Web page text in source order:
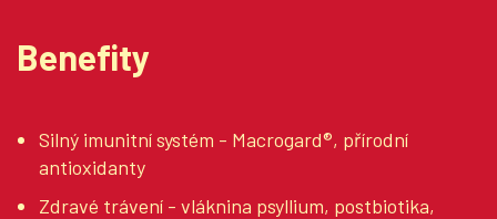
Benefity
Silný imunitní systém - Macrogard®, přírodní
antioxidanty
Zdravé trávení - vláknina psyllium, postbiotika,